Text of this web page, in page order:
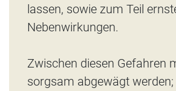
lassen, sowie zum Teil
Nebenwirkungen.
Zwischen diesen Gefahren
sorgsam abgewägt